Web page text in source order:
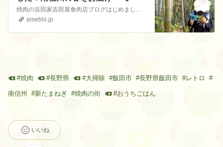
焼肉の吉田家吉田屋食肉店ブログはじめまして長野県飯田市(焼肉の街)にある焼肉の吉田家&吉田屋食肉店です😊お店の事から本日の賄い飯までブログでお届けしています…
ameblo.jp
#焼肉 #長野県 #大掃除 #飯田市 #長野県飯田市 #レトロ #
南信州 #新たまねぎ #焼肉の街 #おうちごはん
いいね